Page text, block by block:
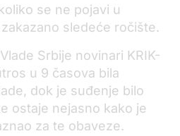
se ne pojavi u
sledeće ročište.
Srbije novinari KRIK-
u 9 časova bila
dok je suđenje bilo
ostaje nejasno kako je
za te obaveze.